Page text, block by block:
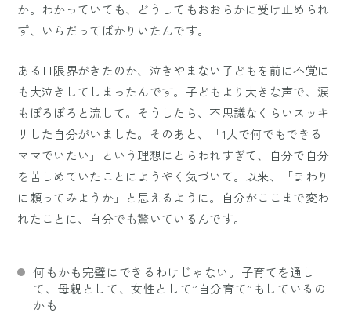
か。わかっていても、どうしてもおおらかに受け止められ
ず、いらだってばかりいたんです。
ある日限界がきたのか、泣きやまない子どもを前に不覚に
も大泣きしてしまったんです。子どもより大きな声で、涙
もぼろぼろと流して。そうしたら、不思議なくらいスッキ
リした自分がいました。そのあと、「1人で何でもできる
ママでいたい」という理想にとらわれすぎて、自分で自分
を苦しめていたことにようやく気づいて。以来、「まわり
に頼ってみようか」と思えるように。自分がここまで変わ
れたことに、自分でも驚いているんです。
何もかも完璧にできるわけじゃない。子育てを通し
て、母親として、女性として”自分育て”もしているの
かも